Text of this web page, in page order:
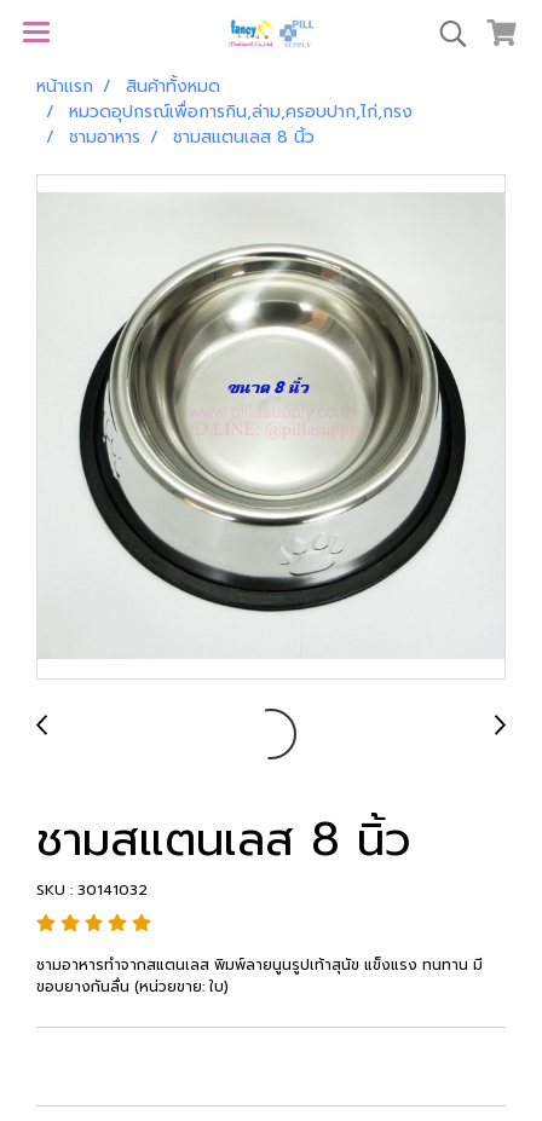
หน้าแรก
สินค้าทั้งหมด
หมวดอุปกรณ์เพื่อการกิน,ล่าม,ครอบปาก,ไก่,กรง
ชามอาหาร
ชามสแตนเลส 8 นิ้ว
ชามสแตนเลส 8 นิ้ว
SKU : 30141032
ชามอาหารทำจากสแตนเลส พิมพ์ลายนูนรูปเท้าสุนัข แข็งแรง ทนทาน มี
ขอบยางกันลื่น (หน่วยขาย: ใบ)